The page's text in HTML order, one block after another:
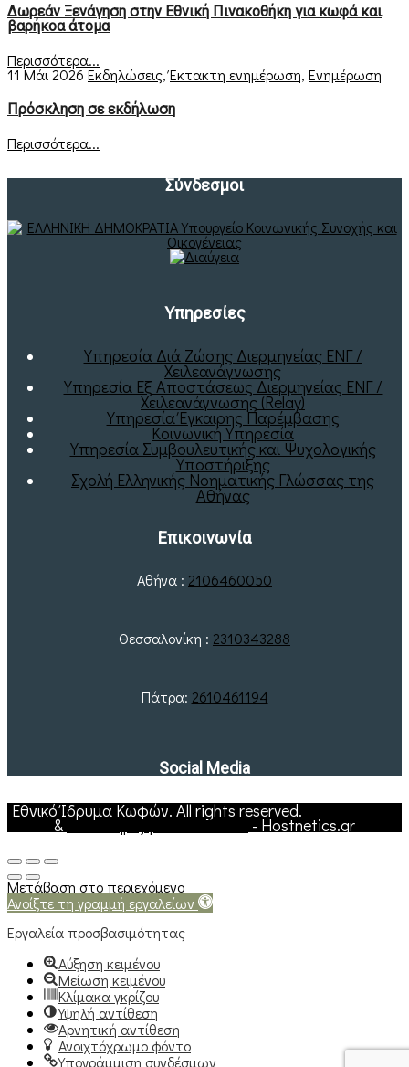
Δωρεάν Ξενάγηση στην Εθνική Πινακοθήκη για κωφά και
βαρήκοα άτομα
Περισσότερα...
11 Μάι 2026 Εκδηλώσεις,Έκτακτη ενημέρωση, Ενημέρωση
Πρόσκληση σε εκδήλωση
Περισσότερα...
Σύνδεσμοι
Υπηρεσίες
Υπηρεσία Διά Ζώσης Διερμηνείας ΕΝΓ /
Χειλεανάγνωσης
Υπηρεσία Εξ Αποστάσεως Διερμηνείας ΕΝΓ /
Χειλεανάγνωσης (Relay)
Υπηρεσία Έγκαιρης Παρέμβασης
Κοινωνική Υπηρεσία
Υπηρεσία Συμβουλευτικής και Ψυχολογικής
Υποστήριξης
Σχολή Ελληνικής Νοηματικής Γλώσσας της
Αθήνας
Επικοινωνία
Αθήνα : 2106460050
Θεσσαλονίκη : 2310343288
Πάτρα: 2610461194
Social Media
Εθνικό Ίδρυμα Κωφών. All rights reserved.Web Hosting
& Υποστήριξη Ιστοσελίδων - Hostnetics.gr
Μετάβαση στο περιεχόμενο
Ανοίξτε τη γραμμή εργαλείων
Εργαλεία προσβασιμότητας
Αύξηση κειμένου
Μείωση κειμένου
Κλίμακα γκρίζου
Υψηλή αντίθεση
Αρνητική αντίθεση
Ανοιχτόχρωμο φόντο
Υπογράμμιση συνδέσμων